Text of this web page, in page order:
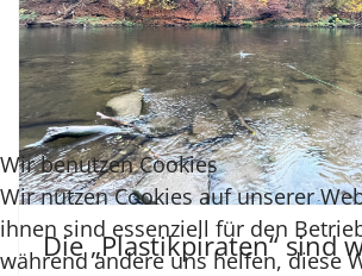
Die „Plastikpiraten“ sind
Wir benutzen Cookies
Wir nutzen Cookies auf unserer
ihnen sind essenziell für den
während andere uns helfen, diese